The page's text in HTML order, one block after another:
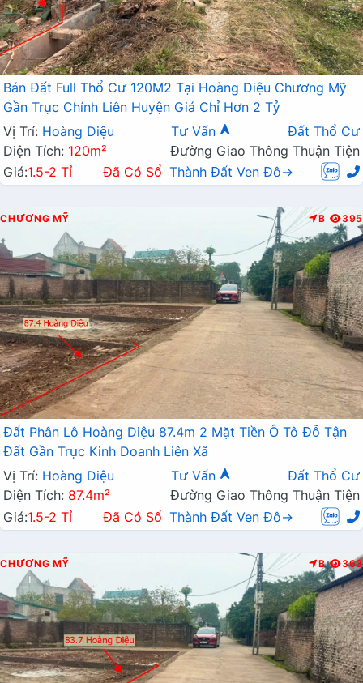
Bán Đất Full Thổ Cư 120M2 Tại Hoàng Diệu Chương Mỹ
Gần Trục Chính Liên Huyện Giá Chỉ Hơn 2 Tỷ
Vị Trí: Hoàng Diệu Tư Vấn
Đất Thổ Cư
Diện Tích: 120m²
Đường Giao Thông Thuận Tiện
Giá:1.5-2 Tỉ Đã Có Sổ Thành Đất Ven Đô→
CHƯƠNG MỸ B 395
Đất Phân Lô Hoàng Diệu 87.4m 2 Mặt Tiền Ô Tô Đỗ Tận
Đất Gần Trục Kinh Doanh Liên Xã
Vị Trí: Hoàng Diệu Tư Vấn
Đất Thổ Cư
Diện Tích: 87.4m²
Đường Giao Thông Thuận Tiện
Giá:1.5-2 Tỉ Đã Có Sổ Thành Đất Ven Đô→
CHƯƠNG MỸ B 363